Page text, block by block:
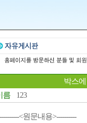
박스
름
123
<원문내용>----------